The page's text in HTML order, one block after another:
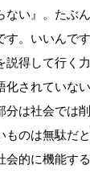
い』。たぶ
す。いいんで
説得して行く
化されていな
分は社会では
ものは無駄だ
会的に機能す